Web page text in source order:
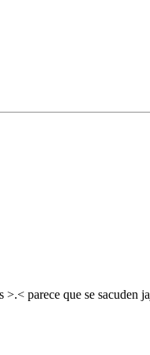
>.< parece que se sacuden